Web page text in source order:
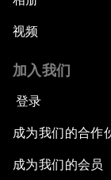
An Insight,
The Health
Forum
视频
加入我们
登录
成为我们的合作
成为我们的会员